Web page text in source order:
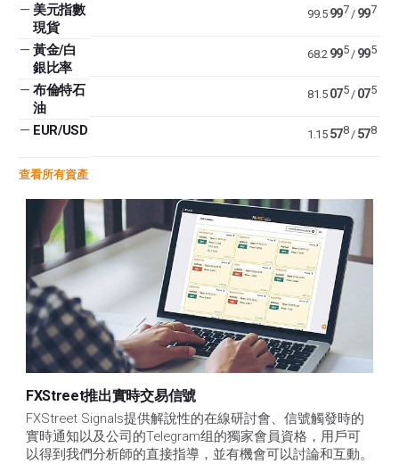
— 美元指數
現貨
99.5 997 / 997
— 黃金/白
銀比率
68.2 995/ 995
— 布倫特石
油
81.5 075/ 075
— EUR/USD 1.15 578/ 578
查看所有資產
FXStreet推出實時交易信號
FXStreet Signals提供解說性的在線研討會、信號觸發時的
實時通知以及公司的Telegram组的獨家會員資格，用戶可
以得到我們分析師的直接指導，並有機會可以討論和互動。